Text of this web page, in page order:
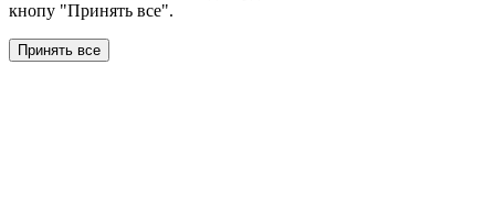
кнопу "Принять все".
Принять все